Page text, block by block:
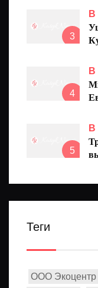
3
В
4
В
5
В
Теги
ООО Экоцентр